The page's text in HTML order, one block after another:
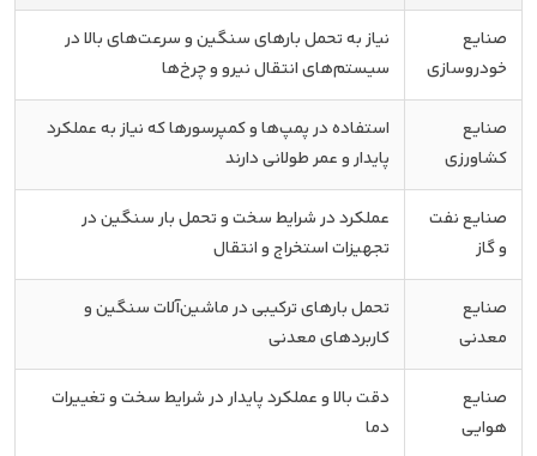
صنایع
خودروسازی
نیاز به تحمل بارهای سنگین و سرعت‌های بالا در
سیستم‌های انتقال نیرو و چرخ‌ها
صنایع
کشاورزی
استفاده در پمپ‌ها و کمپرسورها که نیاز به عملکرد
پایدار و عمر طولانی دارند
صنایع نفت
و گاز
عملکرد در شرایط سخت و تحمل بار سنگین در
تجهیزات استخراج و انتقال
صنایع
معدنی
تحمل بارهای ترکیبی در ماشین‌آلات سنگین و
کاربردهای معدنی
صنایع
هوایی
دقت بالا و عملکرد پایدار در شرایط سخت و تغییرات
دما